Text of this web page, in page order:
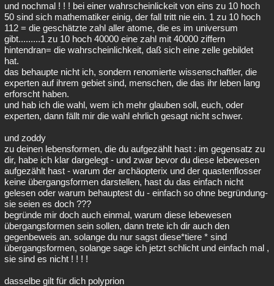
und nochmal ! ! ! bei einer wahrscheinlickeit von eins zu 10 hoch
50 sind sich mathematiker einig, der fall tritt nie ein. 1 zu 10 hoch
112 = die geschätzte zahl aller atome, die es im universum
gibt.........1 zu 10 hoch 40000 eine zahl mit 40000 ziffern
hintendran= die wahrscheinlichkeit, daß sich eine zelle gebildet
hat.
das behaupte nicht ich, sondern renomierte wissenschaftler, die
experten auf ihrem gebiet sind, menschen, die das ihr leben lang
erforscht haben.
und hab ich die wahl, wem ich mehr glauben soll, euch, oder
experten, dann fällt mir die wahl ehrlich gesagt nicht schwer.
und zoddy
zu deinen lebensformen, die du aufgezählt hast : im gegensatz zu
dir, habe ich klar dargelegt - und zwar bevor du diese lebewesen
aufgezählt hast - warum der archäopterix und der quastenflosser
keine übergangsformen darstellen, hast du das einfach nicht
gelesen oder warum behauptest du - einfach so ohne begründung-
sie seien es doch ???
begründe mir doch auch einmal, warum diese lebewesen
übergangsformen sein sollen, dann trete ich dir auch den
gegenbeweis an. solange du nur sagst diese*tiere * sind
übergangsformen, solange sage ich jetzt schlicht und einfach mal ,
sie sind es nicht ! ! ! !
dasselbe gilt für dich polyprion